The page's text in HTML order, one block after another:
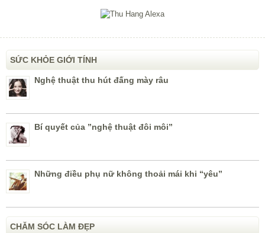
SỨC KHỎE GIỚI TÍNH
Nghệ thuật thu hút đấng mày râu
Bí quyết của ”nghệ thuật đôi môi”
Những điều phụ nữ không thoải mái khi “yêu”
CHĂM SÓC LÀM ĐẸP